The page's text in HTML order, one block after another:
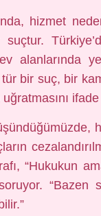
hizmet
suçtur.
alanlarında
bir suç, bir
“Hukukun